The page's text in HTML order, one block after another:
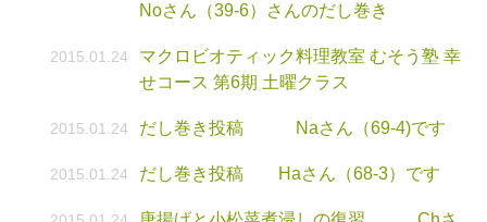
Noさん（39-6）さんのだし巻き
2015.01.24
マクロビオティック料理教室 むそう塾 幸
せコース 第6期 土曜クラス
2015.01.24 だし巻き投稿 Naさん（69-4)です
2015.01.24 だし巻き投稿 Haさん（68-3）です